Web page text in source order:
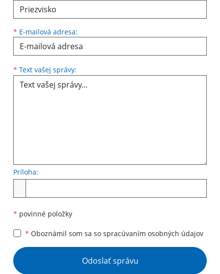
* E-mailová adresa:
* Text vašej správy:
Príloha:
* povinné položky
* Oboznámil som sa so spracúvaním osobných údajov
Google reCaptcha Response
Odoslať správu